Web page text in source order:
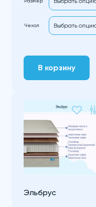
Чехол
В корзину
Эльбрус